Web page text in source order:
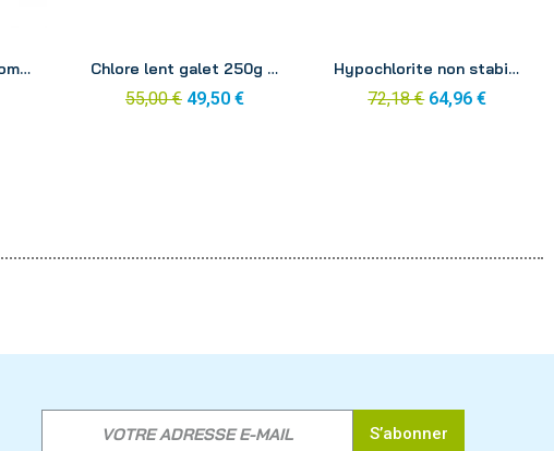
Régénérateur de brome CTX131 5kg Chlore lent galet 250g Mareva 5kg
55,00 € 49,50 €
Hypochlorite non stabilisé sticks 5kg
72,18 € 64,96 €
S’abonner